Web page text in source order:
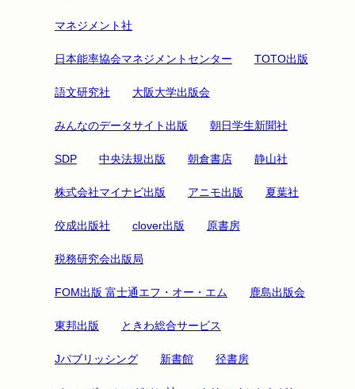
マネジメント社
日本能率協会マネジメントセンター TOTO出版
語文研究社 大阪大学出版会
みんなのデータサイト出版 朝日学生新聞社
SDP 中央法規出版 朝倉書店 静山社
株式会社マイナビ出版 アニモ出版 夏葉社
佼成出版社 clover出版 原書房
税務研究会出版局
FOM出版 富士通エフ・オー・エム 鹿島出版会
東邦出版 ときわ総合サービス
Jパブリッシング 新書館 径書房